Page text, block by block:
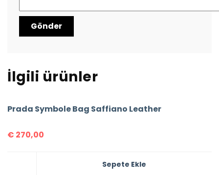
İlgili ürünler
Prada Symbole Bag Saffiano Leather
€ 270,00
Sepete Ekle